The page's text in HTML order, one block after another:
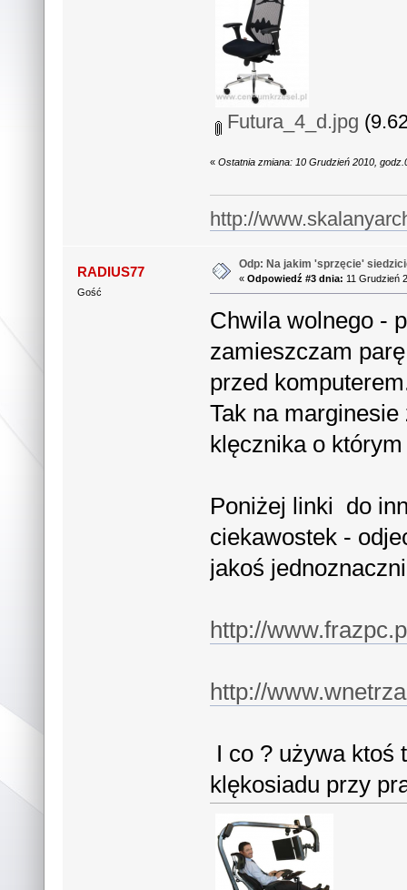
Futura_4_d.jpg
«Ostatnia zmiana: 10 Grudzień 2010,
http://
RADIUS77
Gość
Odp: Na jakim 'sprzęcie'
«Odpowiedź #3 dnia: 11 Grudzień
Chwila wolnego -
zamieszczam
przed
Tak na
klęcznika o
Poniżej linki do
ciekawostek -
jakoś
http://
http://
I co ? używa
klękosiadu przy